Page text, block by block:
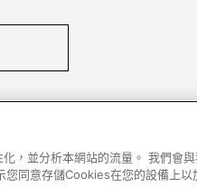
and contents are © Le Creuset
，並分析本網站的流量。 我們會與
您同意存儲Cookies在您的設備上以